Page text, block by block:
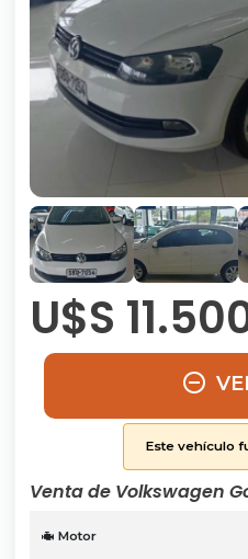
U$S
Este vehículo
Venta de Volkswagen
Motor